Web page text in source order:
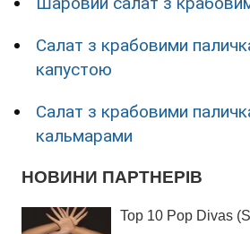
Салат з крабовими
капустою
Салат з крабовими
кальмарами